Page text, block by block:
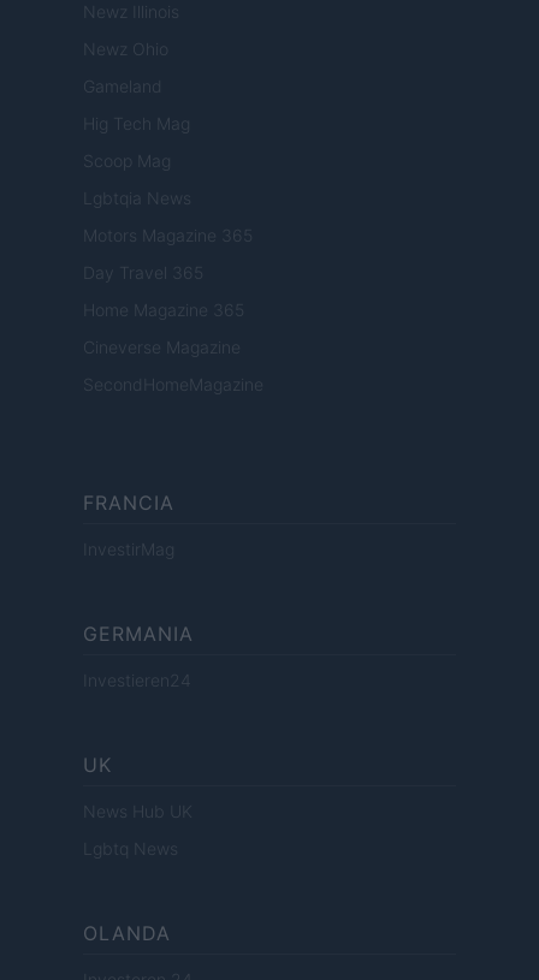
Newz Illinois
Newz Ohio
Gameland
Hig Tech Mag
Scoop Mag
Lgbtqia News
Motors Magazine 365
Day Travel 365
Home Magazine 365
Cineverse Magazine
SecondHomeMagazine
FRANCIA
InvestirMag
GERMANIA
Investieren24
UK
News Hub UK
Lgbtq News
OLANDA